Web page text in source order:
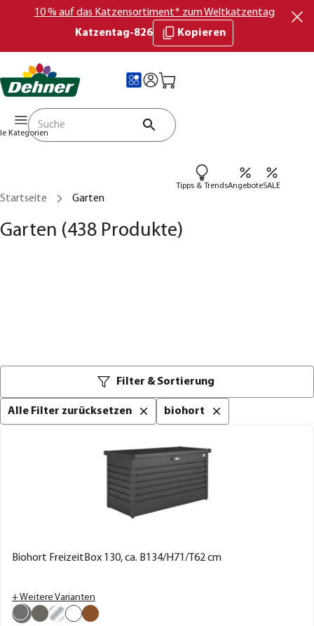
10 % auf das Katzensortiment* zum Weltkatzentag
Katzentag-826
Kopieren
Kategorien
Tipps & TrendsAngeboteSALE
Startseite Garten
Garten (438 Produkte)
Filter & Sortierung
Alle Filter zurücksetzen biohort
Biohort FreizeitBox 130, ca. B134/H71/T62 cm
+ Weitere Varianten